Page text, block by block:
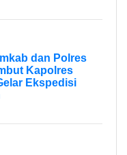
dan Polres
Kapolres
Ekspedisi